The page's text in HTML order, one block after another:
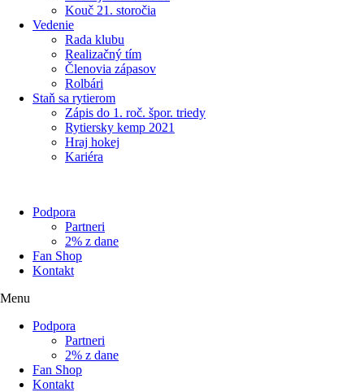
Kouč 21. storočia
Vedenie
Rada klubu
Realizačný tím
Členovia zápasov
Rolbári
Staň sa rytierom
Zápis do 1. roč. špor. triedy
Rytiersky kemp 2021
Hraj hokej
Kariéra
Podpora
Partneri
2% z dane
Fan Shop
Kontakt
Menu
Podpora
Partneri
2% z dane
Fan Shop
Kontakt